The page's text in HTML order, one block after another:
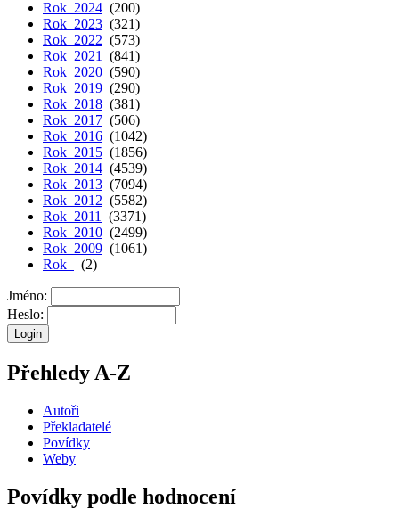
Rok 2024 (200)
Rok 2023 (321)
Rok 2022 (573)
Rok 2021
(841)
Rok 2020 (590)
Rok 2019 (290)
Rok 2018 (381)
Rok 2017 (506)
Rok 2016 (1042)
Rok 2015 (1856)
Rok 2014 (4539)
Rok 2013 (7094)
Rok 2012 (5582)
Rok 2011
(3371)
Rok 2010 (2499)
Rok 2009 (1061)
Rok
(2)
Jméno:
Heslo:
Přehledy A-Z
Autoři
Překladatelé
Povídky
Weby
Povídky podle hodnocení